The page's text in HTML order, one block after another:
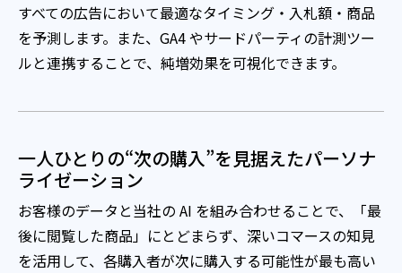
すべての広告において最適なタイミング・入札額・商品
を予測します。また、GA4 やサードパーティの計測ツー
ルと連携することで、純増効果を可視化できます。
一人ひとりの“次の購入”を見据えたパーソナ
ライゼーション
お客様のデータと当社の AI を組み合わせることで、「最
後に閲覧した商品」にとどまらず、深いコマースの知見
を活用して、各購入者が次に購入する可能性が最も高い